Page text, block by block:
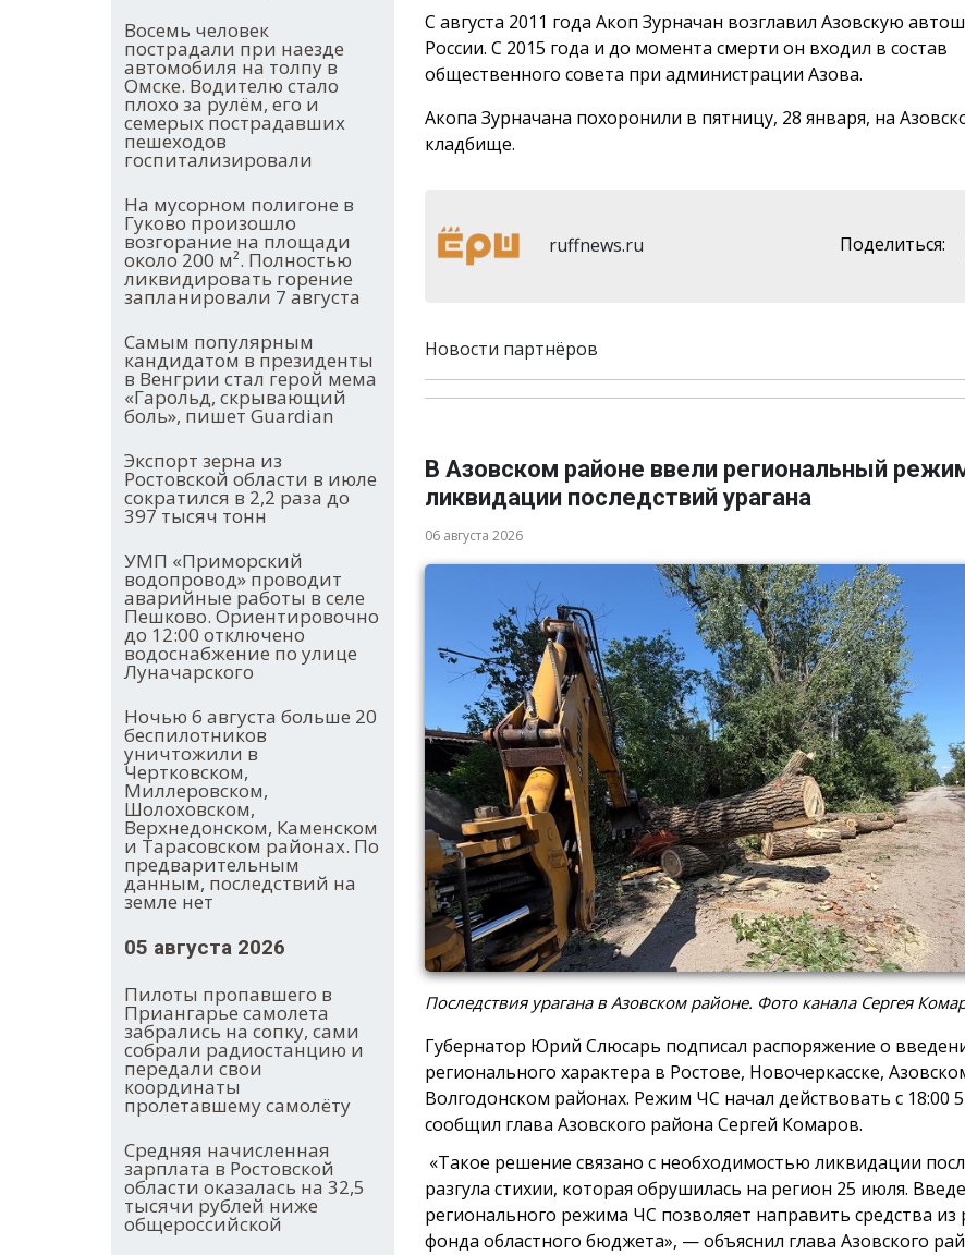
Восемь человек
пострадали при наезде
автомобиля на толпу в
Омске. Водителю стало
плохо за рулём, его и
семерых пострадавших
пешеходов
госпитализировали
На мусорном полигоне в
Гуково произошло
возгорание на площади
около 200 м². Полностью
ликвидировать горение
запланировали 7 августа
Самым популярным
кандидатом в президенты
в Венгрии стал герой мема
«Гарольд, скрывающий
боль», пишет Guardian
Экспорт зерна из
Ростовской области в июле
сократился в 2,2 раза до
397 тысяч тонн
УМП «Приморский
водопровод» проводит
аварийные работы в селе
Пешково. Ориентировочно
до 12:00 отключено
водоснабжение по улице
Луначарского
Ночью 6 августа больше 20
беспилотников
уничтожили в
Чертковском,
Миллеровском,
Шолоховском,
Верхнедонском, Каменском
и Тарасовском районах. По
предварительным
данным, последствий на
земле нет
05 августа 2026
Пилоты пропавшего в
Приангарье самолета
забрались на сопку, сами
собрали радиостанцию и
передали свои
координаты
пролетавшему самолёту
Средняя начисленная
зарплата в Ростовской
области оказалась на 32,5
тысячи рублей ниже
общероссийской
С августа 2011 года Акоп Зурначан возглавил Азовскую
России. С 2015 года и до момента смерти он входил в состав
общественного совета при администрации Азова.
Акопа Зурначана похоронили в пятницу, 28 января, на
кладбище.
ruffnews.ru Поделиться:
Новости партнёров
В Азовском районе ввели региональный
ликвидации последствий урагана
06 августа 2026
Последствия урагана в Азовском районе. Фото канала Сергея
Губернатор Юрий Слюсарь подписал распоряжение о
регионального характера в Ростове, Новочеркасске,
Волгодонском районах. Режим ЧС начал действовать с 18:00 5
сообщил глава Азовского района Сергей Комаров.
«Такое решение связано с необходимостью ликвидации
разгула стихии, которая обрушилась на регион 25 июля.
регионального режима ЧС позволяет направить средства из
фонда областного бюджета», — объяснил глава Азовского